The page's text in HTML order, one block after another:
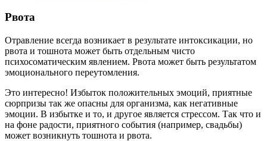
Рвота
Отравление всегда возникает в результате интоксикации, но
рвота и тошнота может быть отдельным чисто
психосоматическим явлением. Рвота может быть результатом
эмоционального переутомления.
Это интересно! Избыток положительных эмоций, приятные
сюрпризы так же опасны для организма, как негативные
эмоции. В избытке и то, и другое является стрессом. Так что и
на фоне радости, приятного события (например, свадьбы)
может возникнуть тошнота и рвота.